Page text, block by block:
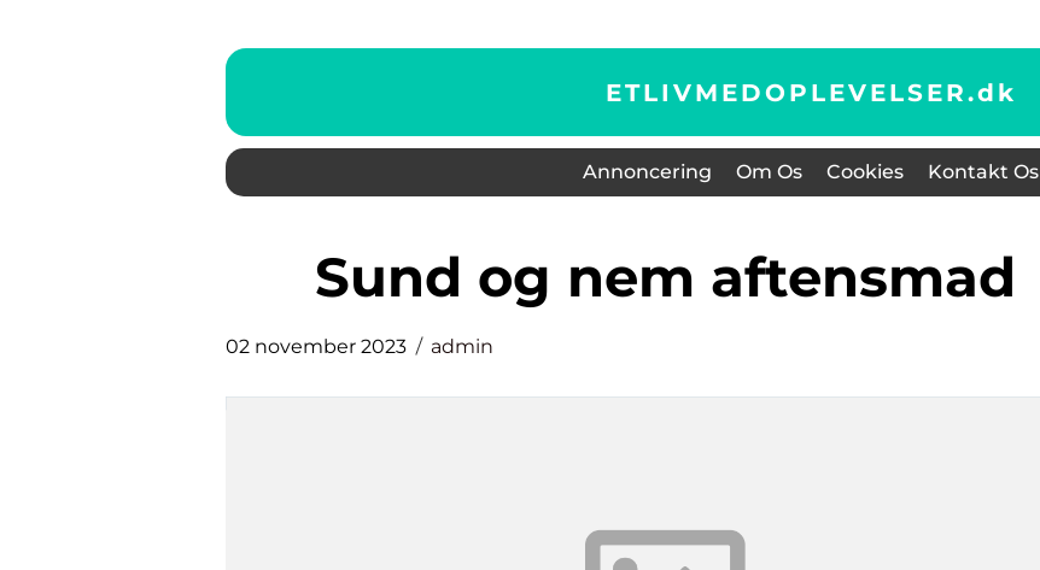
ETLIVMEDOPLEVELSER.dk
Annoncering Om Os Cookies Kontakt Os
sund og nem aftensmad
02 november 2023 admin